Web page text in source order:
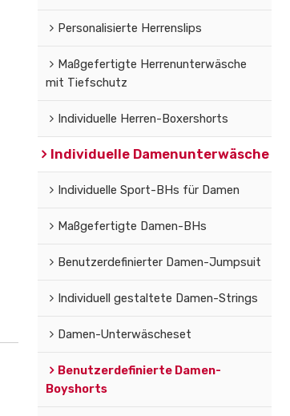
Personalisierte Herrenslips
Maßgefertigte Herrenunterwäsche
mit Tiefschutz
Individuelle Herren-Boxershorts
Individuelle Damenunterwäsche
Individuelle Sport-BHs für Damen
Maßgefertigte Damen-BHs
Benutzerdefinierter Damen-Jumpsuit
Individuell gestaltete Damen-Strings
Damen-Unterwäscheset
Benutzerdefinierte Damen-
Boyshorts